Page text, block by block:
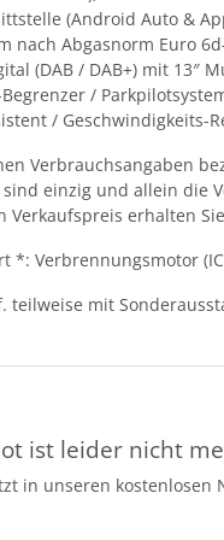
(Android Auto &
nach Abgasnorm Euro
(DAB / DAB+) mit 13″
/
/ Geschwindigkeits-
Verbrauchsangaben
einzig und allein die
Verkaufspreis erhalten
*: Verbrennungsmotor
teilweise mit
ist leider nicht
in unseren